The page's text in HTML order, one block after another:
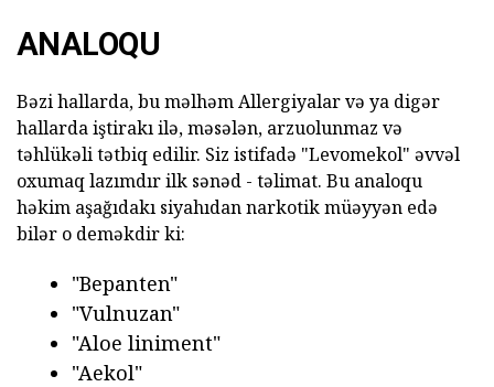
ANALOQU
Bəzi hallarda, bu məlhəm Allergiyalar və ya digər
hallarda iştirakı ilə, məsələn, arzuolunmaz və
təhlükəli tətbiq edilir. Siz istifadə "Levomekol" əvvəl
oxumaq lazımdır ilk sənəd - təlimat. Bu analoqu
həkim aşağıdakı siyahıdan narkotik müəyyən edə
bilər o deməkdir ki:
"Bepanten"
"Vulnuzan"
"Aloe liniment"
"Aekol"